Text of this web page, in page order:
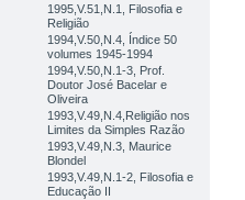
1995,V.51,N.1, Filosofia e
Religião
1994,V.50,N.4, Índice 50
volumes 1945-1994
1994,V.50,N.1-3, Prof.
Doutor José Bacelar e
Oliveira
1993,V.49,N.4,Religião nos
Limites da Simples Razão
1993,V.49,N.3, Maurice
Blondel
1993,V.49,N.1-2, Filosofia e
Educação II